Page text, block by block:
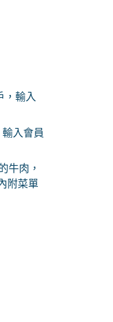
，輸入
入會員
牛肉，
附菜單